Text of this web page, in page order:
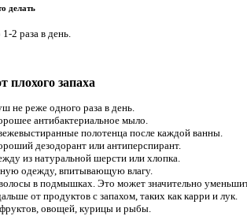
делать
2 раза в день.
плохого запаха
не реже одного раза в день.
антибактериальное мыло.
полотенца после каждой ванны.
дезодорант или антиперспирант.
из натуральной шерсти или хлопка.
одежду, впитывающую влагу.
в подмышках. Это может значительно
от продуктов с запахом, таких как карри и лук.
овощей, курицы и рыбы.